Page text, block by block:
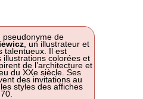
pseudonyme de
, un illustrateur et
talentueux. Il est
illustrations colorées et
de l’architecture et
du XXe siècle. Ses
des invitations au
styles des affiches